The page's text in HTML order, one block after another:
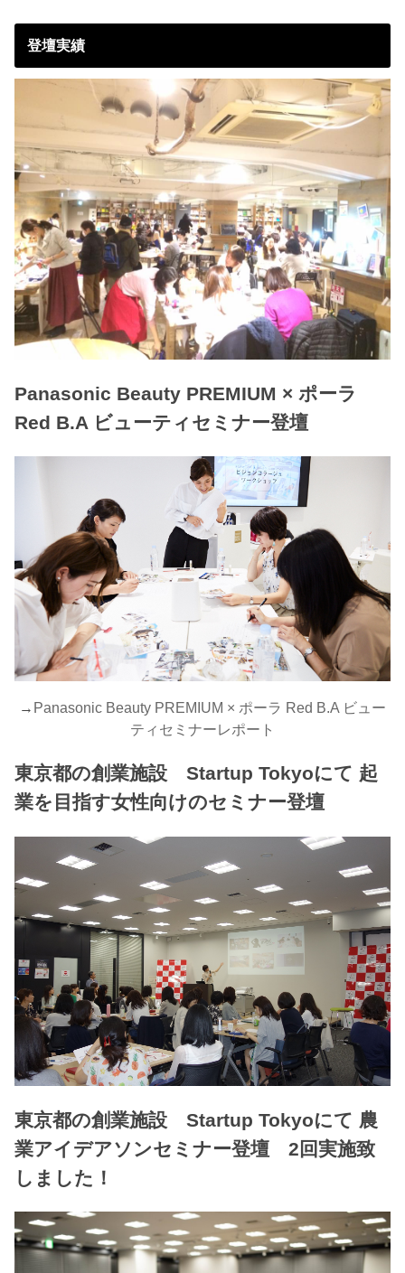
登壇実績
Panasonic Beauty PREMIUM × ポーラ
Red B.A ビューティセミナー登壇
→ Panasonic Beauty PREMIUM × ポーラ Red B.A ビュー
ティセミナーレポート
東京都の創業施設 Startup Tokyoにて 起
業を目指す女性向けのセミナー登壇
東京都の創業施設 Startup Tokyoにて 農
業アイデアソンセミナー登壇 2回実施致
しました！